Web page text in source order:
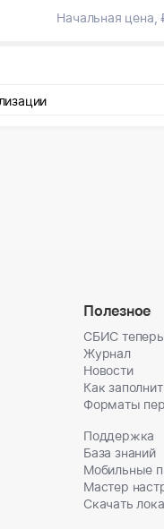
Начальная цена,
Полезное
СБИС
Журнал
Новости
Как
Форматы
Поддержка
База знаний
Мобильные
Мастер
Скачать